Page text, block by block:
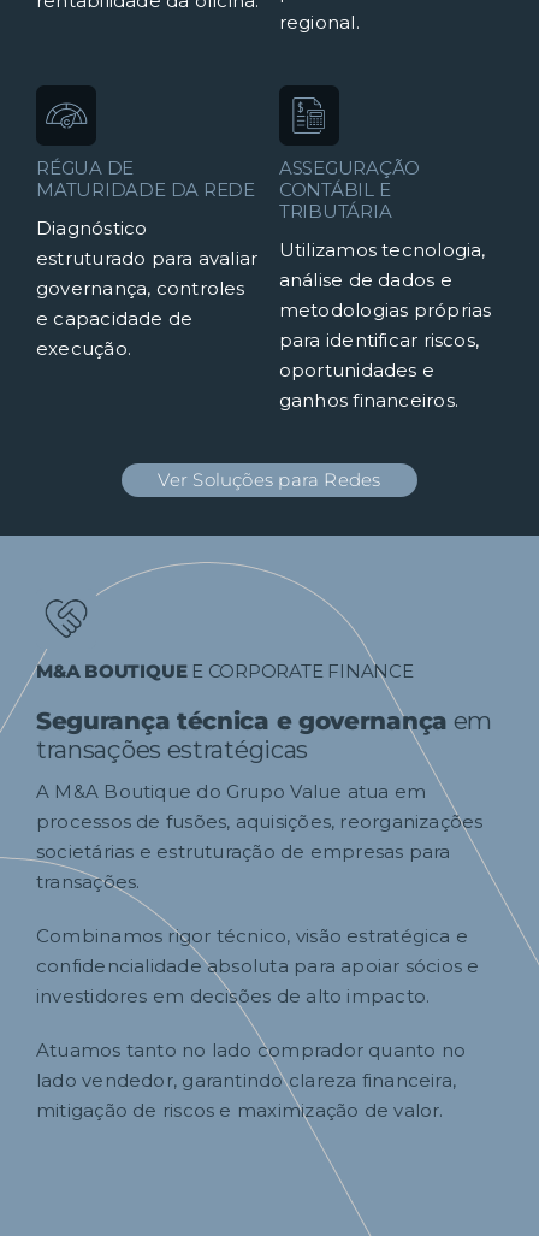
regional.
RÉGUA DE
MATURIDADE DA REDE
Diagnóstico
estruturado para avaliar
governança, controles
e capacidade de
execução.
ASSEGURAÇÃO
CONTÁBIL E
TRIBUTÁRIA
Utilizamos tecnologia,
análise de dados e
metodologias próprias
para identificar riscos,
oportunidades e
ganhos financeiros.
Ver Soluções para Redes
M&A BOUTIQUEE CORPORATE FINANCE
Segurança técnica e governança em
transações estratégicas
A M&A Boutique do Grupo Value atua em
processos de fusões, aquisições, reorganizações
societárias e estruturação de empresas para
transações.
Combinamos rigor técnico, visão estratégica e
confidencialidade absoluta para apoiar sócios e
investidores em decisões de alto impacto.
Atuamos tanto no lado comprador quanto no
lado vendedor, garantindo clareza financeira,
mitigação de riscos e maximização de valor.